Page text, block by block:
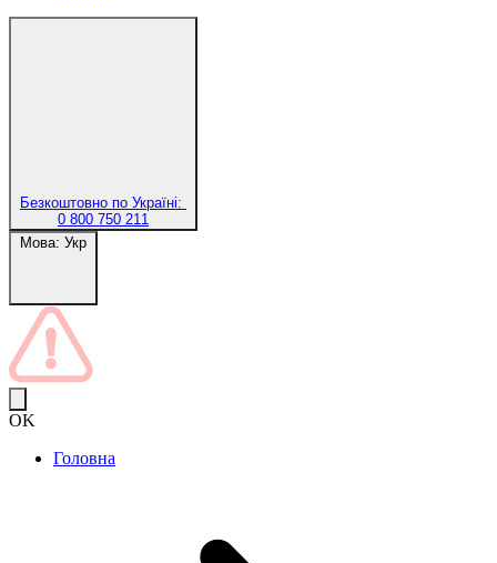
Безкоштовно по Україні:
0 800 750 211
Мова: Укр
OK
Головна